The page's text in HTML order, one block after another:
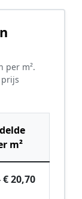
per m².
m²
€ 20,70